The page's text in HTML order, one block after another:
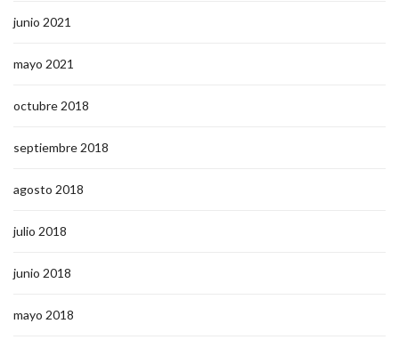
junio 2021
mayo 2021
octubre 2018
septiembre 2018
agosto 2018
julio 2018
junio 2018
mayo 2018